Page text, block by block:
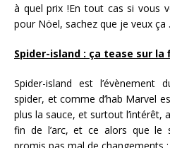
à quel prix !En tout cas si vous
pour Nöel, sachez que je veux ça
Spider-island : ça tease sur la
Spider-island est l’évènement
spider, et comme d’hab Marvel
plus la sauce, et surtout l’intérêt,
fin de l’arc, et ce alors que le